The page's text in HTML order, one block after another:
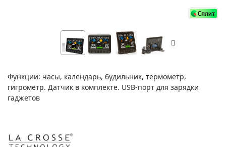
Функции: часы, календарь, будильник, термометр,
гигрометр. Датчик в комплекте. USB-порт для зарядки
гаджетов